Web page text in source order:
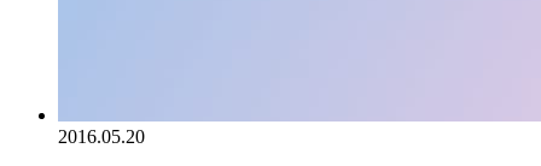
2016.05.20